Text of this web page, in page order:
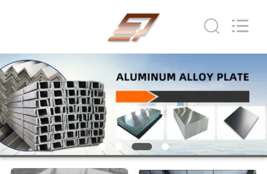
บ้าน
ผลิตภัณฑ์
เกี่ยว
Services
Co.,LTD.
All
Rights
Reserved.